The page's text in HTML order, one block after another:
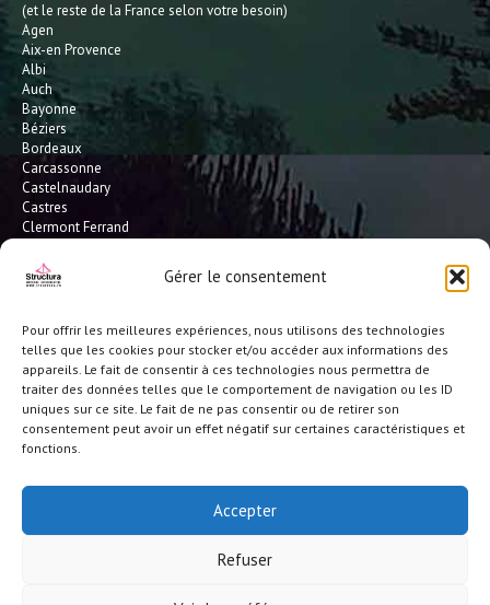
Gérer le consentement
Pour offrir les meilleures expériences, nous utilisons des technologies
telles que les cookies pour stocker et/ou accéder aux informations des
appareils. Le fait de consentir à ces technologies nous permettra de
traiter des données telles que le comportement de navigation ou les ID
uniques sur ce site. Le fait de ne pas consentir ou de retirer son
consentement peut avoir un effet négatif sur certaines caractéristiques et
fonctions.
Accepter
Refuser
(et le reste de la France selon votre besoin)
Agen
Aix-en Provence
Albi
Auch
Bayonne
Béziers
Bordeaux
Carcassonne
Castelnaudary
Castres
Clermont Ferrand
Gaillac
Hossegor
Limoges
L'Isle Jourdain
Montauban
Mont-de-Marsan
Montpellier
Narbonne
Pau
Saint-Gaudens
Crédits-ML Réalisation site/référencement BS